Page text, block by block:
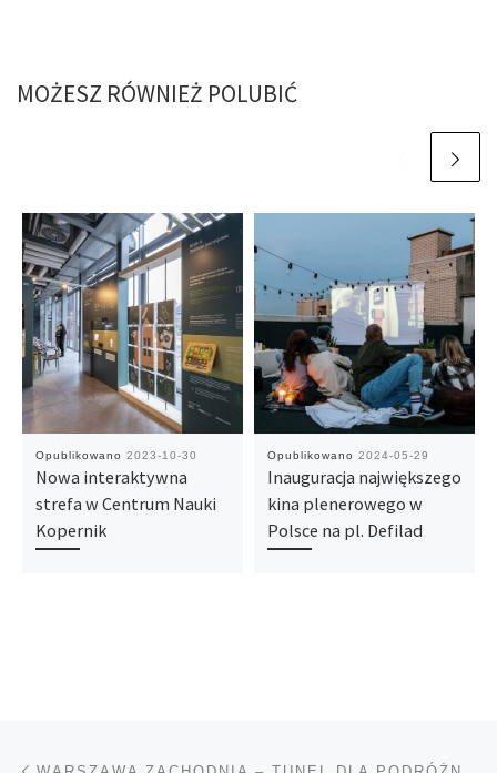
MOŻESZ RÓWNIEŻ POLUBIĆ
Opublikowano 2023-10-30
Nowa interaktywna
strefa w Centrum Nauki
Kopernik
Opublikowano 2024-05-29
Inauguracja największego
kina plenerowego w
Polsce na pl. Defilad
Nawigacja wpisu